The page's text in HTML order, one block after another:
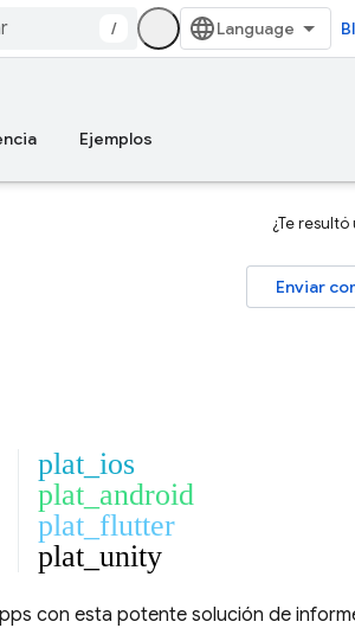
/
Ejemplos
¿Te resultó
Enviar
plat_ios
plat_android
plat_flutter
plat_unity
con esta potente solución de